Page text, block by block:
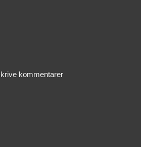
kommentarer